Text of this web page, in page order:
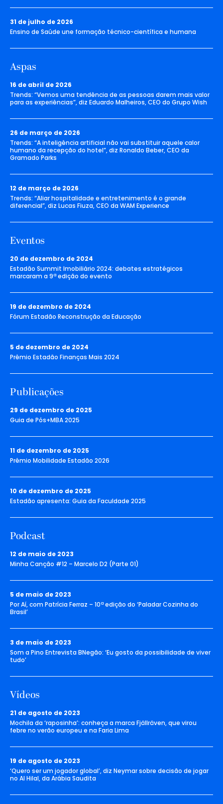
31 de julho de 2026
Ensino de Saúde une formação técnico-científica e humana
Aspas
16 de abril de 2026
Trends: “Vemos uma tendência de as pessoas darem mais valor
para as experiências”, diz Eduardo Malheiros, CEO do Grupo Wish
26 de março de 2026
Trends: “A inteligência artificial não vai substituir aquele calor
humano da recepção do hotel”, diz Ronaldo Beber, CEO da
Gramado Parks
12 de março de 2026
Trends: “Aliar hospitalidade e entretenimento é o grande
diferencial”, diz Lucas Fiuza, CEO da WAM Experience
Eventos
20 de dezembro de 2024
Estadão Summit Imobiliário 2024: debates estratégicos
marcaram a 9ª edição do evento
19 de dezembro de 2024
Fórum Estadão Reconstrução da Educação
5 de dezembro de 2024
Prêmio Estadão Finanças Mais 2024
Publicações
29 de dezembro de 2025
Guia de Pós+MBA 2025
11 de dezembro de 2025
Prêmio Mobilidade Estadão 2026
10 de dezembro de 2025
Estadão apresenta: Guia da Faculdade 2025
Podcast
12 de maio de 2023
Minha Canção #12 – Marcelo D2 (Parte 01)
5 de maio de 2023
Por Aí, com Patrícia Ferraz – 10ª edição do ‘Paladar Cozinha do
Brasil’
3 de maio de 2023
Som a Pino Entrevista BNegão: ‘Eu gosto da possibilidade de viver
tudo’
Vídeos
21 de agosto de 2023
Mochila da ‘raposinha’: conheça a marca Fjällräven, que virou
febre no verão europeu e na Faria Lima
19 de agosto de 2023
‘Quero ser um jogador global’, diz Neymar sobre decisão de jogar
no Al Hilal, da Arábia Saudita